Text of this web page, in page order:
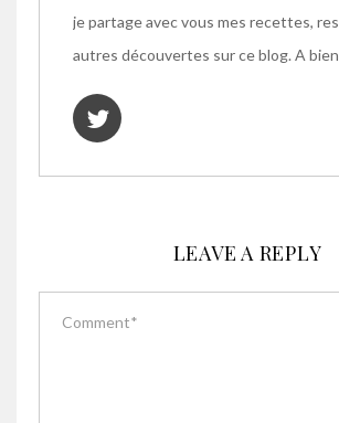
je partage avec vous mes recettes,
autres découvertes sur ce blog. A
LEAVE A REPLY